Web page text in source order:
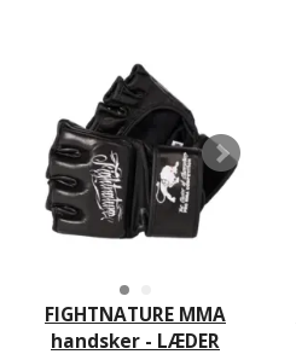
FIGHTNATURE MMA
handsker - LÆDER